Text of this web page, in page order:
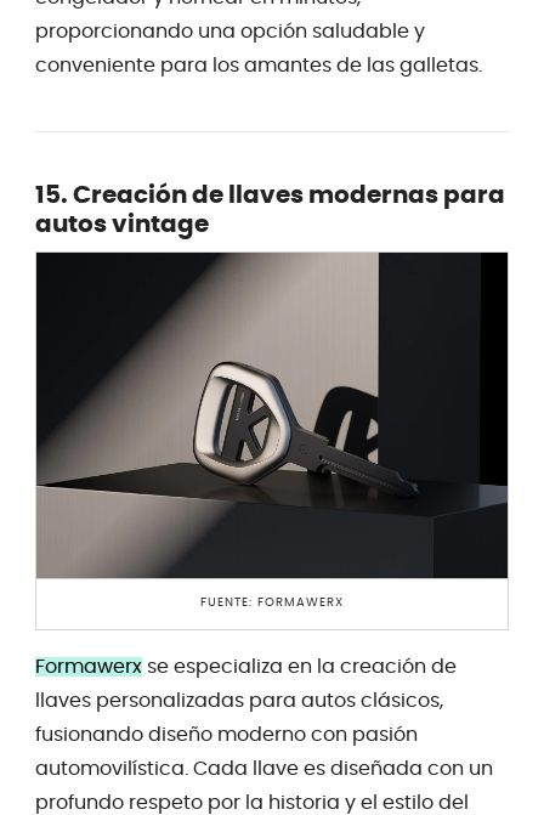
proporcionando una opción saludable y
conveniente para los amantes de las galletas.
15. Creación de llaves modernas para
autos vintage
FUENTE: FORMAWERX
Formawerx se especializa en la creación de
llaves personalizadas para autos clásicos,
fusionando diseño moderno con pasión
automovilística. Cada llave es diseñada con un
profundo respeto por la historia y el estilo del